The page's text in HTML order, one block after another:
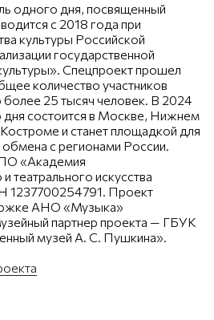
одного дня, посвященный
с 2018 года при
культуры Российской
государственной
Спецпроект прошел
количество участников
более 25 тысяч человек. В 2024
дня состоится в Москве, Нижнем
и станет площадкой для
с регионами России.
«Академия
театрального искусства
1237700254791. Проект
АНО «Музыка»
партнер проекта — ГБУК
музей А. С. Пушкина».